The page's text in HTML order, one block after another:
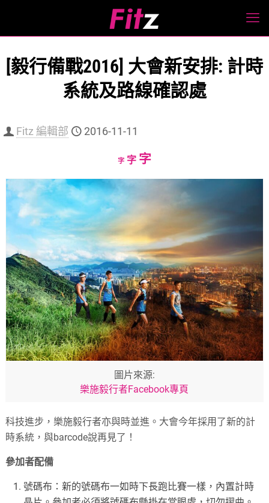
[毅行備戰2016] 大會新安排: 計時
系統及路線確認處
Fitz 編輯部 2016-11-11
字Decrease
字Reset
字Increase
圖片來源:
樂施毅行者Facebook專頁
科技進步，樂施毅行者亦與時並進。大會今年採用了新的計
時系統，與barcode說再見了！
參加者配備
號碼布：新的號碼布一如時下長跑比賽一樣，內置計時